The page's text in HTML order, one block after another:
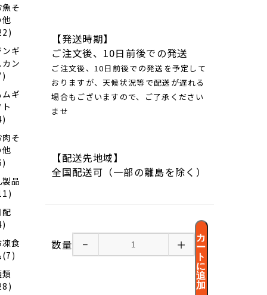
そ
ギ
ン
ギ
そ
品
食
(7)
【発送時期】
ご注文後、10日前後での発送
ご注文後、10日前後での発送を予定して
おりますが、天候状況等で配送が遅れる
場合もございますので、ご了承ください
ませ
【配送先地域】
全国配送可（一部の離島を除く）
数量 − ＋
カ
ー
ト
に
追
加